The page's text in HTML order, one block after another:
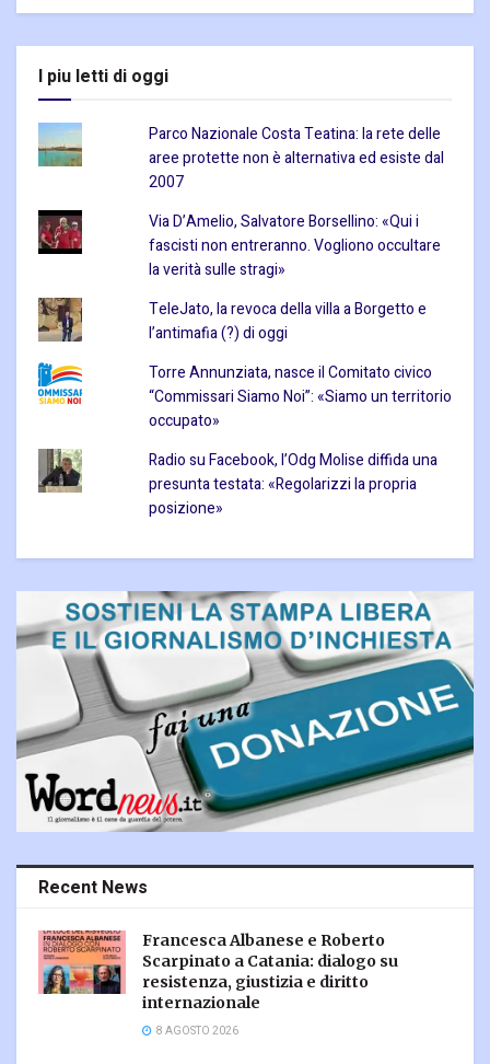
I piu letti di oggi
Parco Nazionale Costa Teatina: la rete delle
aree protette non è alternativa ed esiste dal
2007
Via D’Amelio, Salvatore Borsellino: «Qui i
fascisti non entreranno. Vogliono occultare
la verità sulle stragi»
TeleJato, la revoca della villa a Borgetto e
l’antimafia (?) di oggi
Torre Annunziata, nasce il Comitato civico
“Commissari Siamo Noi”: «Siamo un territorio
occupato»
Radio su Facebook, l’Odg Molise diffida una
presunta testata: «Regolarizzi la propria
posizione»
Recent News
Francesca Albanese e Roberto
Scarpinato a Catania: dialogo su
resistenza, giustizia e diritto
internazionale
8 AGOSTO 2026